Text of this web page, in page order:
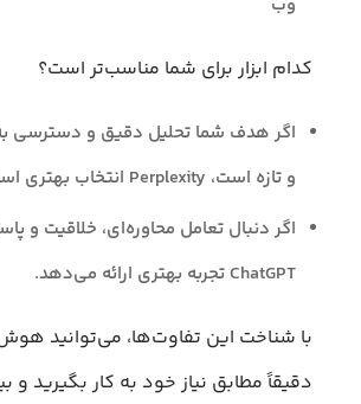
کدام ابزار برای شما مناسب‌تر است؟
اگر هدف شما تحلیل دقیق و دسترسی
و تازه است، Perplexity انتخاب بهتری است.
اگر دنبال تعامل محاوره‌ای، خلاقیت و
ChatGPT تجربه بهتری ارائه می‌دهد.
با شناخت این تفاوت‌ها، می‌توانید
دقیقاً مطابق نیاز خود به کار بگیرید و